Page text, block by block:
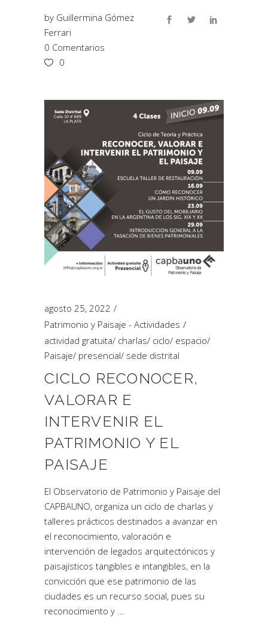
by Guillermina Gómez
Ferrari
0 Comentarios
0
agosto 25, 2022
Patrimonio y Paisaje - Actividades
actividad gratuita/ charlas/ ciclo/ espacio/
Paisaje/ presencial/ sede distrital
CICLO RECONOCER,
VALORAR E
INTERVENIR EL
PATRIMONIO Y EL
PAISAJE
El Observatorio de Patrimonio y Paisaje del
CAPBAUNO, organiza un ciclo de charlas y
talleres prácticos destinados a avanzar en
el reconocimiento, valoración e
intervención de legados arquitectónicos y
paisajísticos tangibles e intangibles, en la
convicción que ese patrimonio de las
ciudades es un recurso social, pues su
reconocimiento y